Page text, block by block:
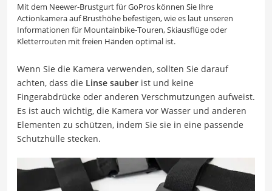
Mit dem Neewer-Brustgurt für GoPros können Sie Ihre
Actionkamera auf Brusthöhe befestigen, wie es laut unseren
Informationen für Mountainbike-Touren, Skiausflüge oder
Kletterrouten mit freien Händen optimal ist.
Wenn Sie die Kamera verwenden, sollten Sie darauf
achten, dass die Linse sauber ist und keine
Fingerabdrücke oder anderen Verschmutzungen aufweist.
Es ist auch wichtig, die Kamera vor Wasser und anderen
Elementen zu schützen, indem Sie sie in eine passende
Schutzhülle stecken.